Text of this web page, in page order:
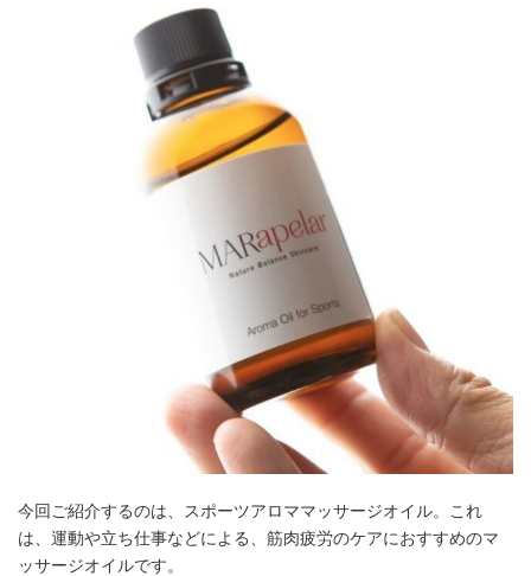
今回ご紹介するのは、スポーツアロママッサージオイル。これ
は、運動や立ち仕事などによる、筋肉疲労のケアにおすすめのマ
ッサージオイルです。